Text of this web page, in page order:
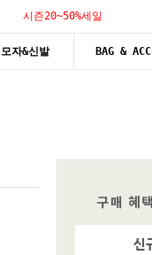
시즌20~50%세일
모자&신발 BAG & ACC